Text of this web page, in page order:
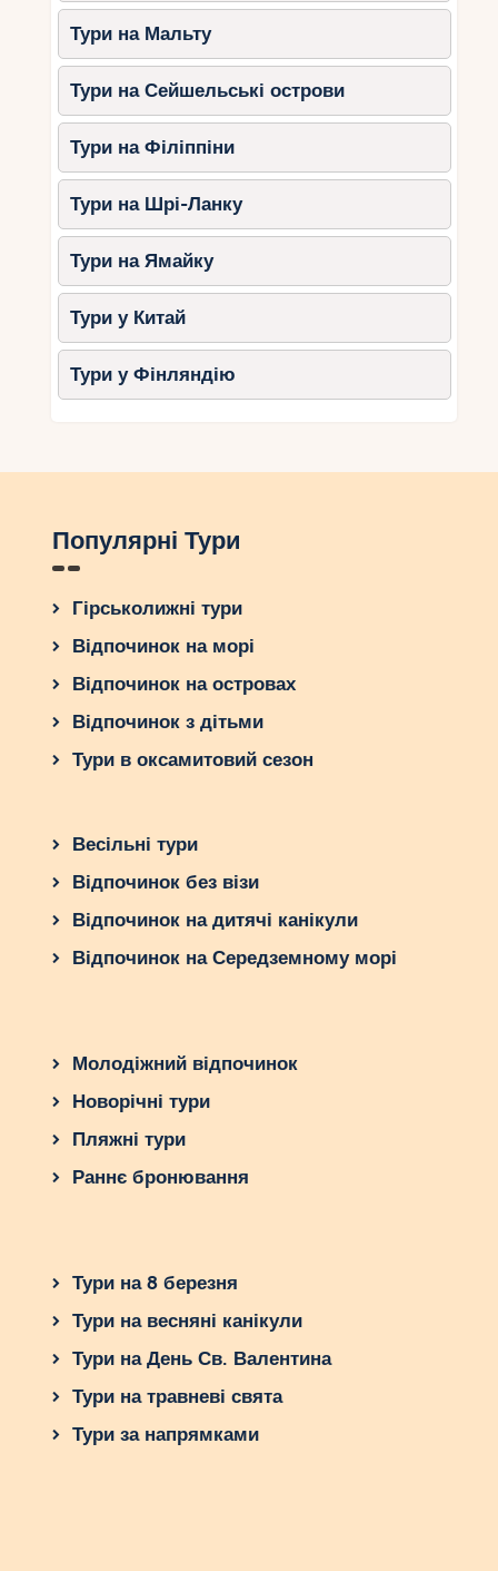
Тури на Мальту
Тури на Сейшельські острови
Тури на Філіппіни
Тури на Шрі-Ланку
Тури на Ямайку
Тури у Китай
Тури у Фінляндію
Популярні Тури
Гірськолижні тури
Відпочинок на морі
Відпочинок на островах
Відпочинок з дітьми
Тури в оксамитовий сезон
Весільні тури
Відпочинок без візи
Відпочинок на дитячі канікули
Відпочинок на Середземному морі
Молодіжний відпочинок
Новорічні тури
Пляжні тури
Раннє бронювання
Тури на 8 березня
Тури на весняні канікули
Тури на День Св. Валентина
Тури на травневі свята
Тури за напрямками